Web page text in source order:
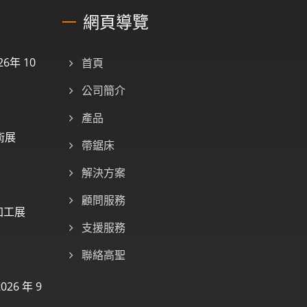
年 10
展
工展
年 9
網頁導覽
首頁
公司簡介
產品
帶鋸床
解決方案
顧問服務
支援服務
聯絡高聖